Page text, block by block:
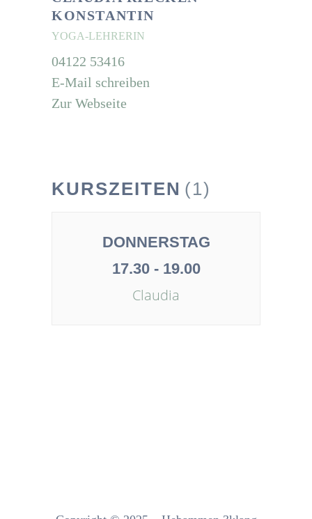
KONSTANTIN
YOGA-LEHRERIN
04122 53416
E-Mail schreiben
Zur Webseite
KURSZEITEN (1)
DONNERSTAG
17.30 - 19.00
Claudia